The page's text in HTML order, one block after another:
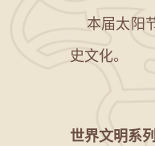
本届太阳
史文化。
世界文明系